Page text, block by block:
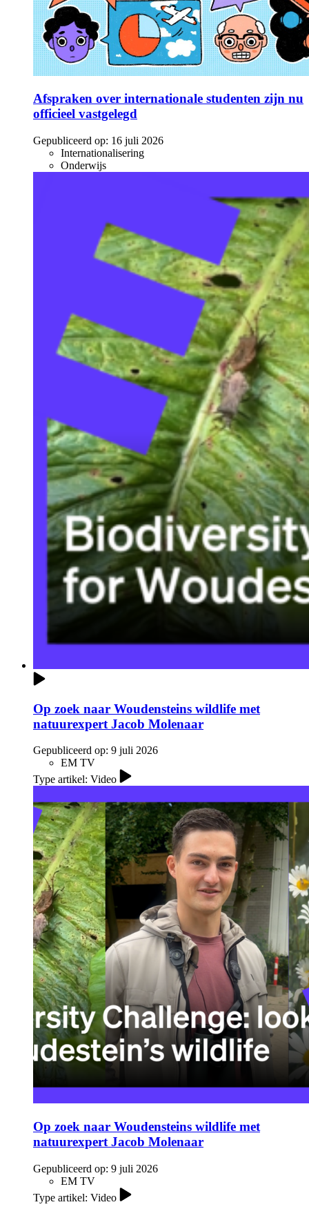
Afspraken over internationale studenten zijn nu
officieel vastgelegd
Gepubliceerd op: 16 juli 2026
Internationalisering
Onderwijs
Op zoek naar Woudensteins wildlife met
natuurexpert Jacob Molenaar
Gepubliceerd op: 9 juli 2026
EM TV
Type artikel: Video
Op zoek naar Woudensteins wildlife met
natuurexpert Jacob Molenaar
Gepubliceerd op: 9 juli 2026
EM TV
Type artikel: Video